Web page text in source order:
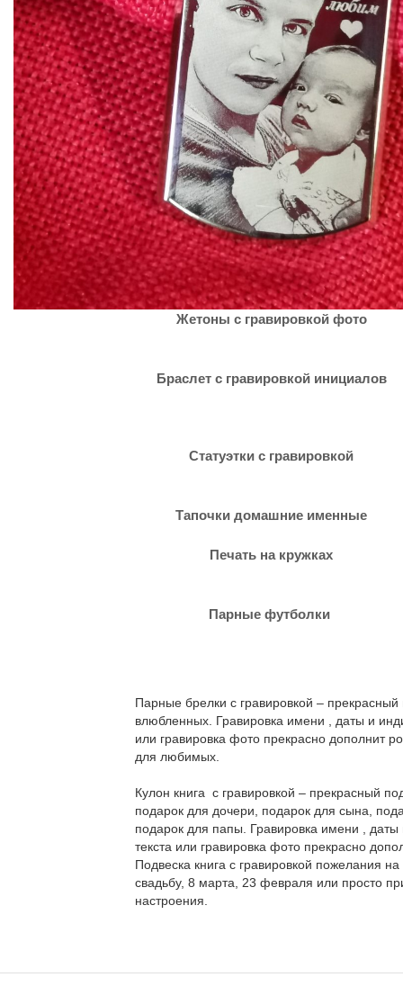
Жетоны с гравировкой фото
Браслет с гравировкой инициалов
Статуэтки с гравировкой
Тапочки домашние именные
Печать на кружках
Парные футболки
Парные брелки с гравировкой – прекрасный
влюбленных. Гравировка имени , даты и
или гравировка фото прекрасно дополнит
для любимых.
Кулон книга с гравировкой – прекрасный
подарок для дочери, подарок для сына,
подарок для папы. Гравировка имени , даты
текста или гравировка фото прекрасно
Подвеска книга с гравировкой пожелания
свадьбу, 8 марта, 23 февраля или просто
настроения.